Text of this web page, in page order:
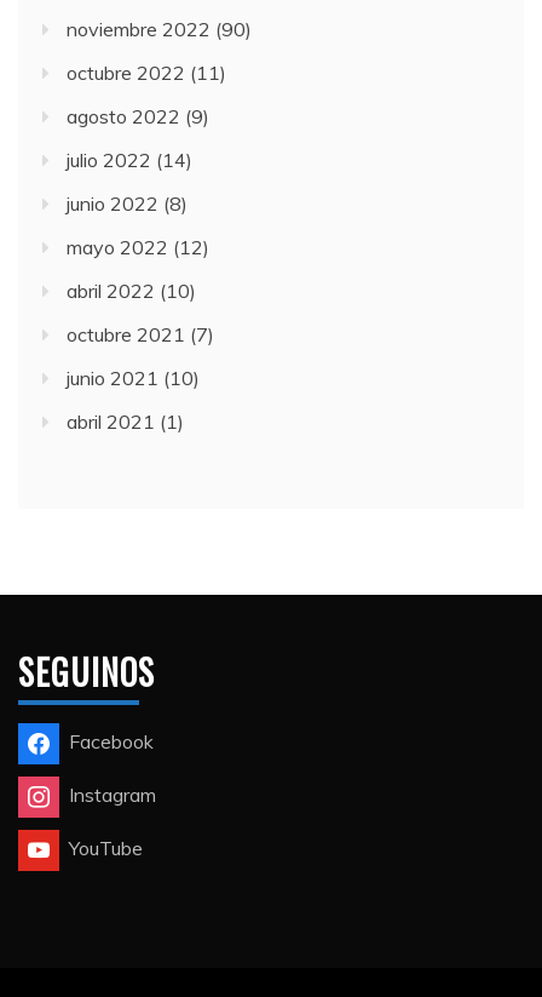
noviembre 2022 (90)
octubre 2022 (11)
agosto 2022 (9)
julio 2022 (14)
junio 2022 (8)
mayo 2022 (12)
abril 2022 (10)
octubre 2021 (7)
junio 2021 (10)
abril 2021 (1)
SEGUINOS
Facebook
Instagram
YouTube